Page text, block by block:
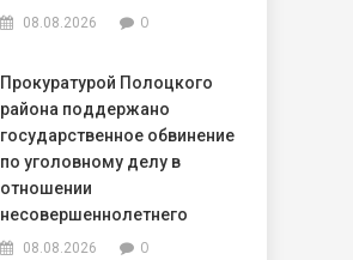
08.08.2026 0
Прокуратурой Полоцкого
района поддержано
государственное обвинение
по уголовному делу в
отношении
несовершеннолетнего
08.08.2026 0